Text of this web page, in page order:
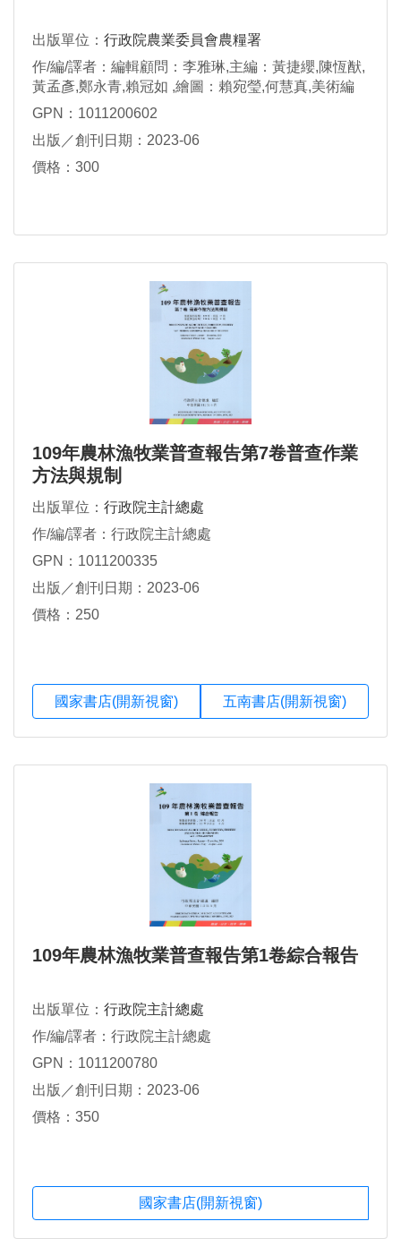
出版單位： 行政院農業委員會農糧署
作/編/譯者：編輯顧問：李雅琳,主編：黃捷纓,陳恆猷,
黃孟彥,鄭永青,賴冠如 ,繪圖：賴宛瑩,何慧真,美術編
輯：徠翊翔興業有限公司
GPN：1011200602
出版／創刊日期：2023-06
價格：300
109年農林漁牧業普查報告第7卷普查作業
方法與規制
出版單位： 行政院主計總處
作/編/譯者：行政院主計總處
GPN：1011200335
出版／創刊日期：2023-06
價格：250
國家書店(開新視窗) 五南書店(開新視窗)
109年農林漁牧業普查報告第1卷綜合報告
出版單位： 行政院主計總處
作/編/譯者：行政院主計總處
GPN：1011200780
出版／創刊日期：2023-06
價格：350
國家書店(開新視窗)